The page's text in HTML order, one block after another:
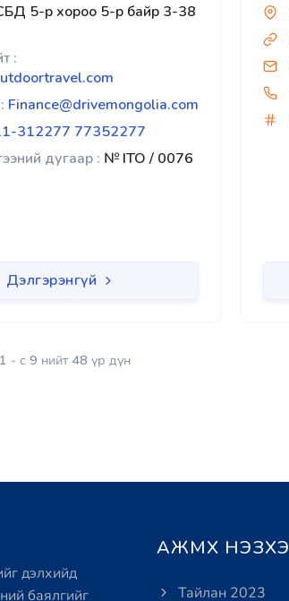
5-р хороо 5-р байр 3-38
:
Finance@drivemongolia.com
312277 77352277
дугаар : № ITO / 0076
Дэлгэрэнгүй
1 - с 9 нийт 48 үр дүн
дэлхийд
баялгийг
АЖМХ НЭЗХЭ
Тайлан 2023